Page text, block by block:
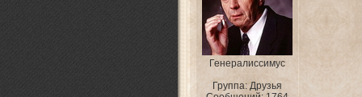
Генералиссимус
Группа: Друзья